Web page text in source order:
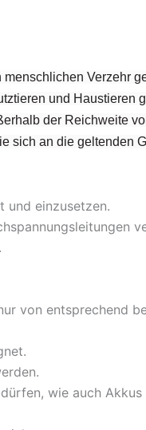
Verzehr
und Haustieren
der Reichweite
sich an die geltenden
und einzusetzen.
von entsprechend
wie auch